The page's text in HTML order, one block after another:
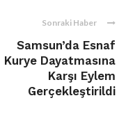
Sonraki Haber
Samsun’da Esnaf
Kurye Dayatmasına
Karşı Eylem
Gerçekleştirildi